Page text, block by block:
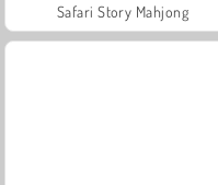
Safari Story Mahjong